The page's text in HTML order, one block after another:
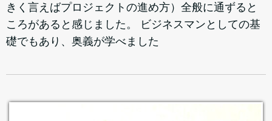
きく言えばプロジェクトの進め方）全般に通ずると
ころがあると感じました。 ビジネスマンとしての基
礎でもあり、奥義が学べました